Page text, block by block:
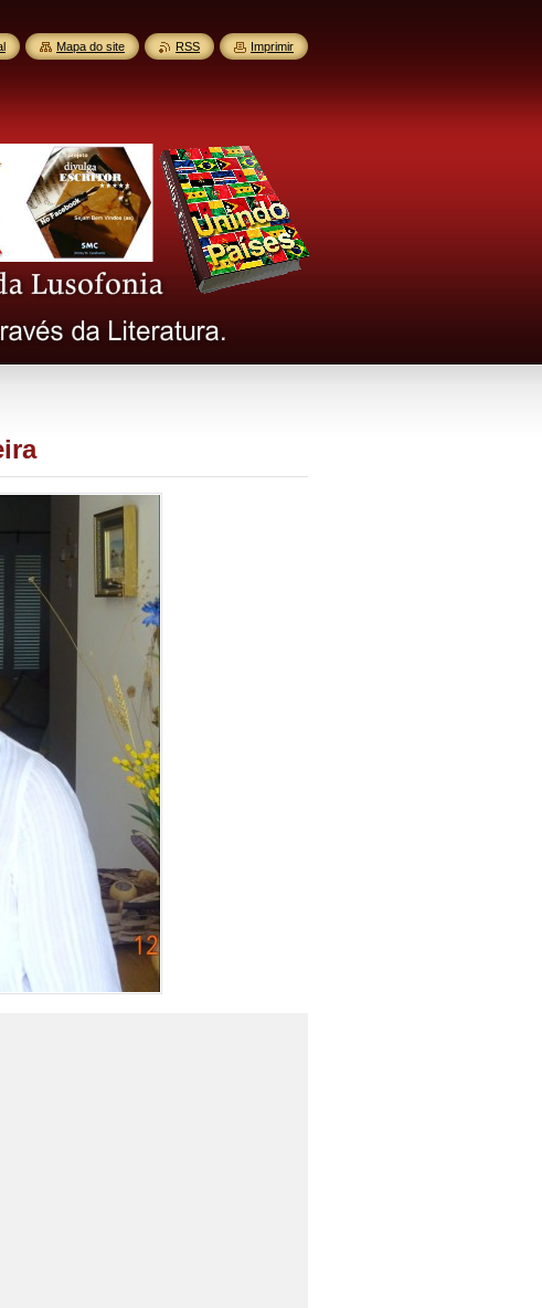
Mapa do site RSS Imprimir